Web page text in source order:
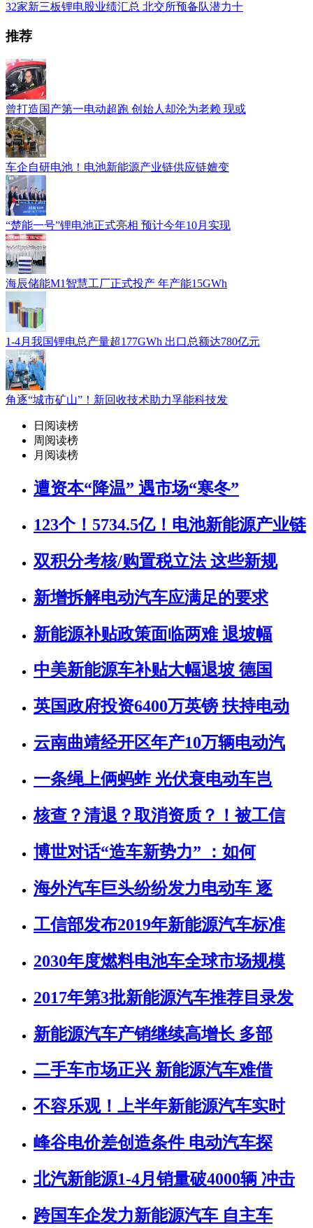
32家新三板锂电股业绩汇总 北交所预备队潜力十
推荐
曾打造国产第一电动超跑 创始人却沦为老赖 现或
车企自研电池！电池新能源产业链供应链嬗变
“楚能一号”锂电池正式亮相 预计今年10月实现
海辰储能M1智慧工厂正式投产 年产能15GWh
1-4月我国锂电总产量超177GWh 出口总额达780亿元
角逐“城市矿山”！新回收技术助力孚能科技发
日阅读榜
周阅读榜
月阅读榜
遭资本“降温” 遇市场“寒冬”
123个！5734.5亿！电池新能源产业链
双积分考核/购置税立法 这些新规
新增拆解电动汽车应满足的要求
新能源补贴政策面临两难 退坡幅
中美新能源车补贴大幅退坡 德国
英国政府投资6400万英镑 扶持电动
云南曲靖经开区年产10万辆电动汽
一条绳上俩蚂蚱 光伏衰电动车岂
核查？清退？取消资质？！被工信
博世对话“造车新势力” ：如何
海外汽车巨头纷纷发力电动车 逐
工信部发布2019年新能源汽车标准
2030年度燃料电池车全球市场规模
2017年第3批新能源汽车推荐目录发
新能源汽车产销继续高增长 多部
二手车市场正兴 新能源汽车难借
不容乐观！上半年新能源汽车实时
峰谷电价差创造条件 电动汽车探
北汽新能源1-4月销量破4000辆 冲击
跨国车企发力新能源汽车 自主车